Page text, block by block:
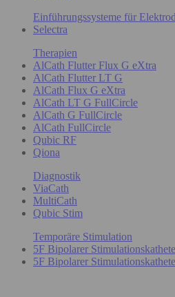
Einführungssysteme für
Selectra
Therapien
AlCath Flutter Flux G eXtra
AlCath Flutter LT G
AlCath Flux G eXtra
AlCath LT G FullCircle
AlCath G FullCircle
AlCath FullCircle
Qubic RF
Qiona
Diagnostik
ViaCath
MultiCath
Qubic Stim
Temporäre Stimulation
5F Bipolarer
5F Bipolarer